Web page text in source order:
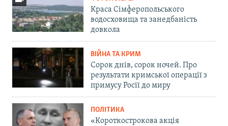
Краса Сімферопольського
водосховища та занедбаність
довкола
ВІЙНА ТА КРИМ
Сорок днів, сорок ночей. Про
результати кримської операції з
примусу Росії до миру
ПОЛІТИКА
«Короткострокова акція